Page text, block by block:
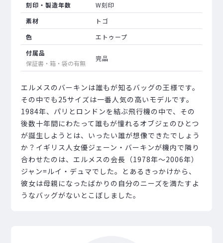
刻印・製造年数
W刻印
素材
トゴ
色
エトゥープ
付属品
保証書・箱・袋の有無
完品
エルメスのバーキンは誰もが知るバッグの王様です。
その中でも25サイズは一番人気の高いモデルです。
1984年、パリとロンドンを結ぶ飛行機の中で、その
後数十年間にわたって誰もが憧れるオブジェのひとつ
が誕生しようとは、いったい誰が想像できたでしょう
か？イギリス人女優ジェーン・バーキンが機内で隣り
合わせたのは、エルメスの会長（1978年～2006年）
ジャン=ルイ・デュマでした。とあるきっかけから、
彼女は母親になったばかりの自分のニーズを満たすよ
うなバッグがないとこぼしました。